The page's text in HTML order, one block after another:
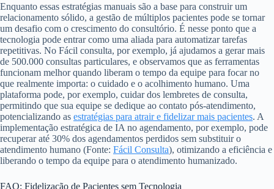
Enquanto essas estratégias manuais são a base para construir um
relacionamento sólido, a gestão de múltiplos pacientes pode se tornar
um desafio com o crescimento do consultório. É nesse ponto que a
tecnologia pode entrar como uma aliada para automatizar tarefas
repetitivas. No Fácil consulta, por exemplo, já ajudamos a gerar mais
de 500.000 consultas particulares, e observamos que as ferramentas
funcionam melhor quando liberam o tempo da equipe para focar no
que realmente importa: o cuidado e o acolhimento humano. Uma
plataforma pode, por exemplo, cuidar dos lembretes de consulta,
permitindo que sua equipe se dedique ao contato pós-atendimento,
potencializando as estratégias para atrair e fidelizar mais pacientes. A
implementação estratégica de IA no agendamento, por exemplo, pode
recuperar até 30% dos agendamentos perdidos sem substituir o
atendimento humano (Fonte: Fácil Consulta), otimizando a eficiência e
liberando o tempo da equipe para o atendimento humanizado.
FAQ: Fidelização de Pacientes sem Tecnologia